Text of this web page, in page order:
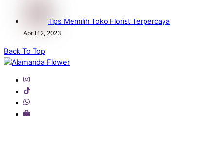
Tips Memilih Toko Florist Terpercaya
April 12, 2023
Back To Top